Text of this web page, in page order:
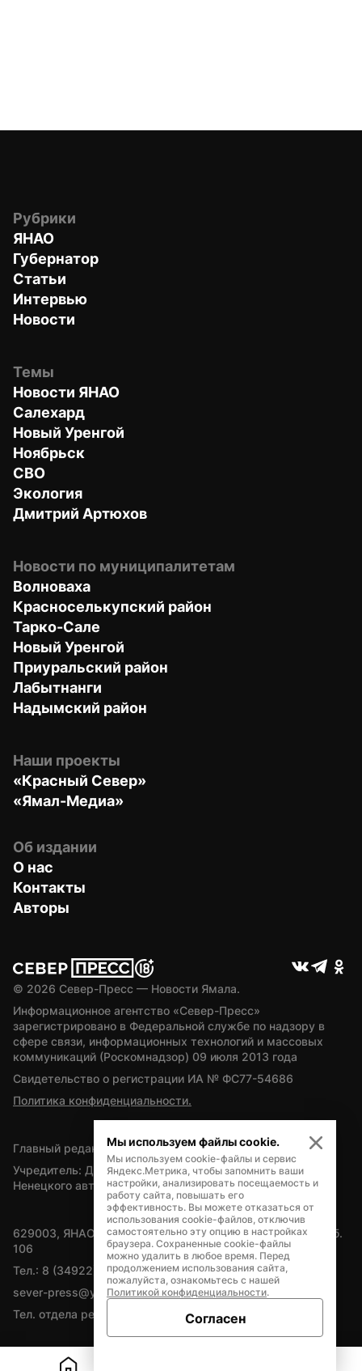
Рубрики
ЯНАО
Губернатор
Статьи
Интервью
Новости
Темы
Новости ЯНАО
Салехард
Новый Уренгой
Ноябрьск
СВО
Экология
Дмитрий Артюхов
Новости по муниципалитетам
Волноваха
Красноселькупский район
Тарко-Сале
Новый Уренгой
Приуральский район
Лабытнанги
Надымский район
Наши проекты
«Красный Север»
«Ямал-Медиа»
Об издании
О нас
Контакты
Авторы
© 2026 Север-Пресс — Новости Ямала.
Информационное агентство «Север-Пресс»
зарегистрировано в Федеральной службе по надзору в
сфере связи, информационных технологий и массовых
коммуникаций (Роскомнадзор) 09 июля 2013 года
Свидетельство о регистрации ИА № ФС77-54686
Политика конфиденциальности.
Главный редактор — А.Л. Поздеев
Учредитель: Департамент внутренней политики Ямало-
Ненецкого автономного округа
629003, ЯНАО, Салехард, мкр. Богдана Кнунянца, д.1, каб.
106
Тел.: 8 (34922) 71262
sever-press@yamal-media.ru
Тел. отдела рекламы: 8 (34922) 42728
Мы используем файлы cookie.
Мы используем cookie-файлы и сервис
Яндекс.Метрика, чтобы запомнить ваши
настройки, анализировать посещаемость и
работу сайта, повышать его
эффективность. Вы можете отказаться от
использования cookie-файлов, отключив
самостоятельно эту опцию в настройках
браузера. Сохраненные cookie-файлы
можно удалить в любое время. Перед
продолжением использования сайта,
пожалуйста, ознакомьтесь с нашей
Политикой конфиденциальности.
Согласен